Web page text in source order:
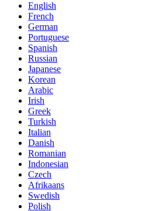
English
French
German
Portuguese
Spanish
Russian
Japanese
Korean
Arabic
Irish
Greek
Turkish
Italian
Danish
Romanian
Indonesian
Czech
Afrikaans
Swedish
Polish